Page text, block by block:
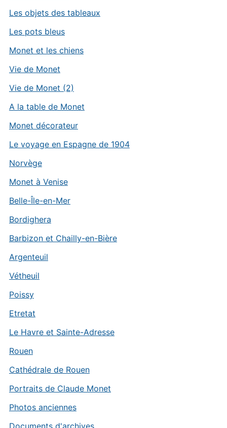
Les objets des tableaux
Les pots bleus
Monet et les chiens
Vie de Monet
Vie de Monet (2)
A la table de Monet
Monet décorateur
Le voyage en Espagne de 1904
Norvège
Monet à Venise
Belle-Île-en-Mer
Bordighera
Barbizon et Chailly-en-Bière
Argenteuil
Vétheuil
Poissy
Etretat
Le Havre et Sainte-Adresse
Rouen
Cathédrale de Rouen
Portraits de Claude Monet
Photos anciennes